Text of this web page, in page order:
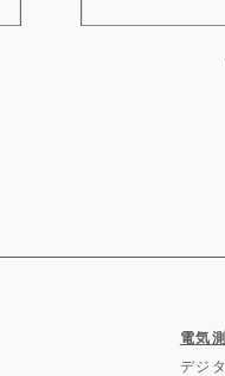
電気
デジ